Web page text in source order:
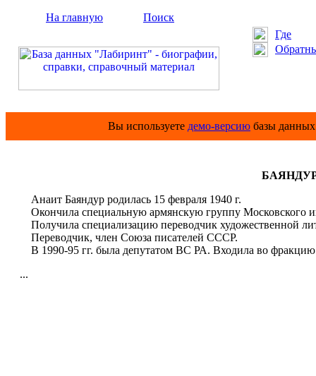
На главную
Поиск
Где
Вы используете демо-версию базы
БАЯНДУР
Анаит Баяндур родилась 15 февраля 1940 г.
Окончила специальную армянскую группу Московского
Получила специализацию переводчик художественной
Переводчик, член Союза писателей СССР.
В 1990-95 гг. была депутатом ВС РА. Входила во
...